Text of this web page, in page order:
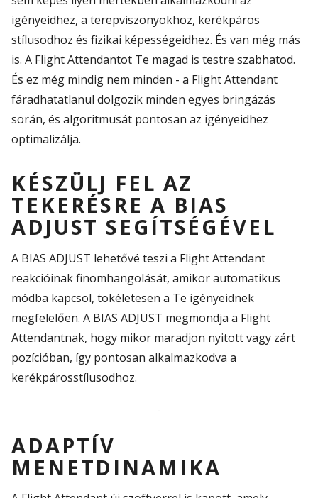
igényeidhez, a terepviszonyokhoz, kerékpáros
stílusodhoz és fizikai képességeidhez. És van még más
is. A FlightAttendantot Te magad is testre szabhatod.
És ez még mindig nem minden - a FlightAttendant
fáradhatatlanul dolgozik minden egyes bringázás
során, és algoritmusát pontosan az igényeidhez
optimalizálja.
KÉSZÜLJ FEL AZ
TEKERÉSRE A BIAS
ADJUST SEGÍTSÉGÉVEL
A BIAS ADJUST lehetővé teszi a FlightAttendant
reakcióinak finomhangolását, amikorautomatikus
módba kapcsol, tökéletesen a Te igényeidnek
megfelelően. A BIAS ADJUST megmondja a Flight
Attendantnak, hogy mikor maradjon nyitott vagy zárt
pozícióban, így pontosan alkalmazkodva a
kerékpárosstílusodhoz.
ADAPTÍV
MENETDINAMIKA